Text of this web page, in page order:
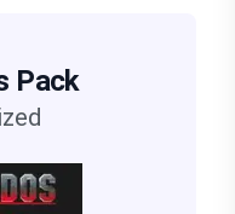
Pack